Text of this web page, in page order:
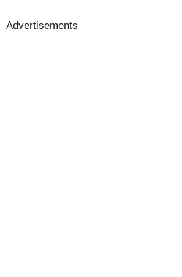
Advertisements